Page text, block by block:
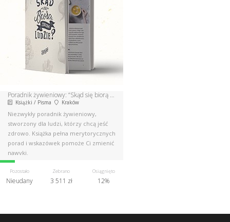
Poradnik żywieniowy: “Skąd się biorą zdrowi ludzie”
Książki / Pisma Kraków
Niezwykły poradnik żywieniowy,
stworzony dla ludzi, którzy chcą jeść
zdrowo. Książka pełna merytorycznych
porad i wskazówek pomoże Ci zmienić
nawyki.
Pozostało
Nieudany
Zebrano
3 511 zł
Osiągnięto
12%